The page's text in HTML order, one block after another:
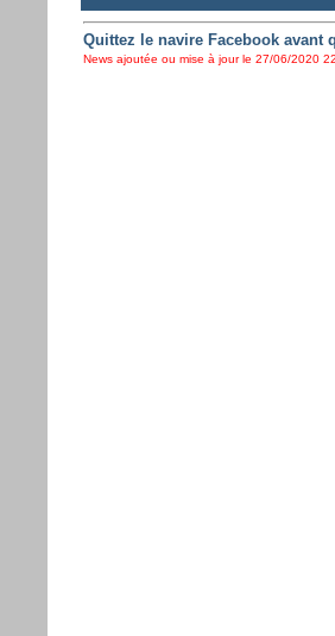
Quittez le navire Facebook avant
News ajoutée ou mise à jour le 27/06/2020